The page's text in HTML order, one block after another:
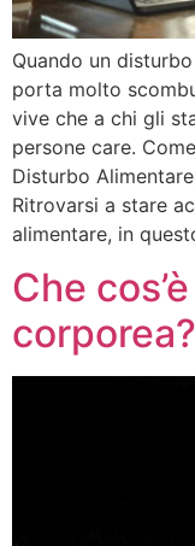
Quando un
porta molto
vive che a chi gli
persone care.
Disturbo
Ritrovarsi a stare
alimentare, in
Che
corporea?